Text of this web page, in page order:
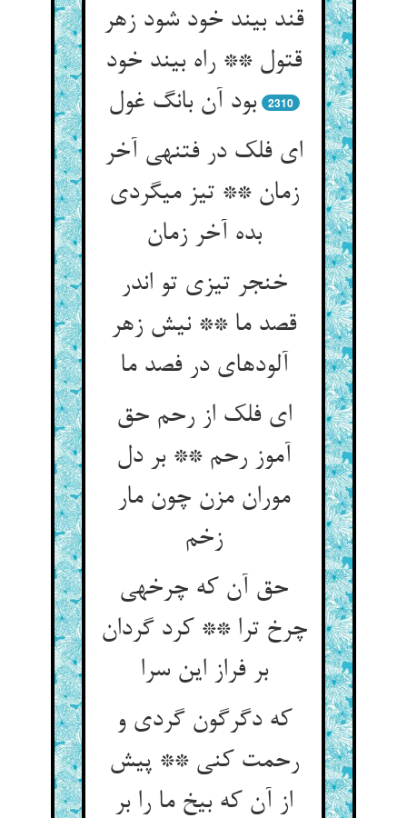
قند بیند خود شود زهر
قتول ** راه بیند خود
بود آن بانگ غول‏
2310
ای فلک در فتنه‏ی آخر
زمان ** تیز می‏گردی
بده آخر زمان‏
خنجر تیزی تو اندر
قصد ما ** نیش زهر
آلوده‏ای در فصد ما
ای فلک از رحم حق
آموز رحم ** بر دل
موران مزن چون مار
زخم‏
حق آن که چرخه‏ی
چرخ ترا ** کرد گردان
بر فراز این سرا
که دگرگون گردی و
رحمت کنی ** پیش
از آن که بیخ ما را بر